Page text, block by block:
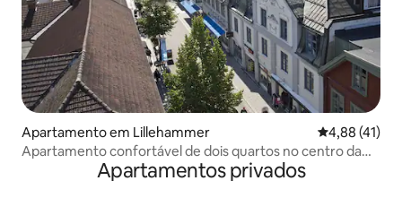
Apartamento em Lillehammer Classificação
4,88 (41)
Apartamento confortável de dois quartos no centro da
Apartamentos privados